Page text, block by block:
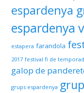
espardenya
espardenya
estapera farandola
2017 festival fi de
galop de
grups espardenya